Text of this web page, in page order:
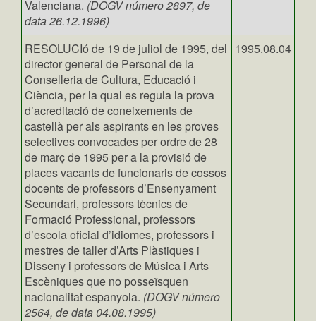
Valenciana. (DOGV número 2897, de
data 26.12.1996)
RESOLUCIó de 19 de juliol de 1995, del
director general de Personal de la
Conselleria de Cultura, Educació i
Ciència, per la qual es regula la prova
d’acreditació de coneixements de
castellà per als aspirants en les proves
selectives convocades per ordre de 28
de març de 1995 per a la provisió de
places vacants de funcionaris de cossos
docents de professors d’Ensenyament
Secundari, professors tècnics de
Formació Professional, professors
d’escola oficial d’idiomes, professors i
mestres de taller d’Arts Plàstiques i
Disseny i professors de Música i Arts
Escèniques que no posseïsquen
nacionalitat espanyola. (DOGV número
2564, de data 04.08.1995)
1995.08.04